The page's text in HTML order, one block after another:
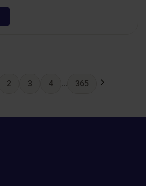
2 3 4 ... 365